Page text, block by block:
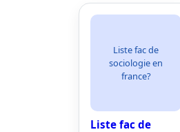
Liste fac de
sociologie en
france?
Liste fac de